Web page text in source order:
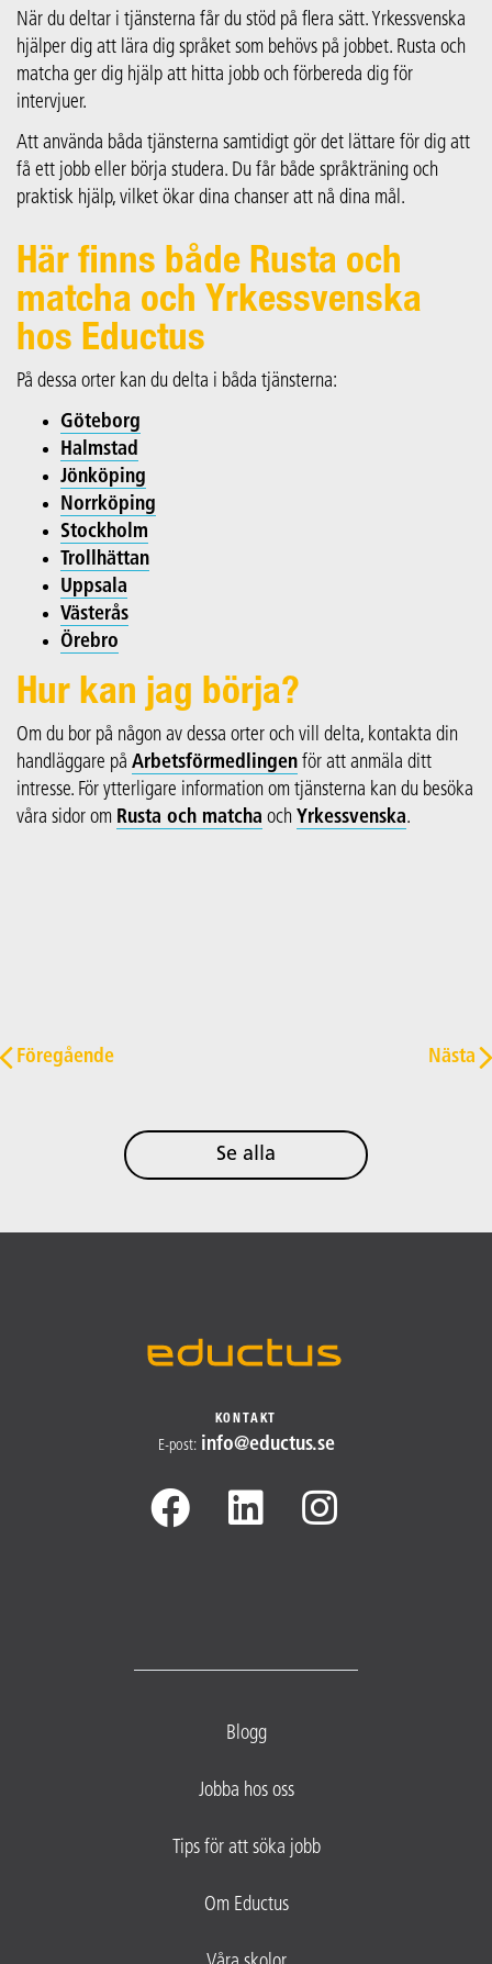
När du deltar i tjänsterna får du stöd på flera sätt. Yrkessvenska
hjälper dig att lära dig språket som behövs på jobbet. Rusta och
matcha ger dig hjälp att hitta jobb och förbereda dig för
intervjuer.
Att använda båda tjänsterna samtidigt gör det lättare för dig att
få ett jobb eller börja studera. Du får både språkträning och
praktisk hjälp, vilket ökar dina chanser att nå dina mål.
Här finns både Rusta och
matcha och Yrkessvenska
hos Eductus
På dessa orter kan du delta i båda tjänsterna:
Göteborg
Halmstad
Jönköping
Norrköping
Stockholm
Trollhättan
Uppsala
Västerås
Örebro
Hur kan jag börja?
Om du bor på någon av dessa orter och vill delta, kontakta din
handläggare på Arbetsförmedlingen för att anmäla ditt
intresse. För ytterligare information om tjänsterna kan du besöka
våra sidor om Rusta och matcha och Yrkessvenska.
Post navigation
Föregående Nästa
Se alla
KONTAKT
E-post: info@​eductus.se
Blogg
Jobba hos oss
Tips för att söka jobb
Om Eductus